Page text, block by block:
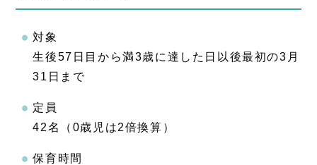
対象
生後57日目から満3歳に達した日以後最初の3月
31日まで
定員
42名（0歳児は2倍換算）
保育時間